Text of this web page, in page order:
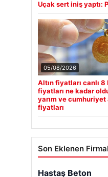
Uçak sert iniş yaptı:
05/08/2026
Altın fiyatları canlı
fiyatları ne kadar
yarım ve cumhuriyet
fiyatları
Son Eklenen
Hastaş Beton